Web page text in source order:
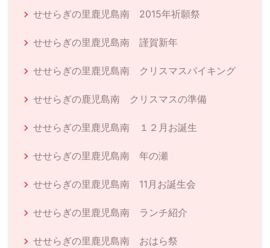
せせらぎの里鹿児島南 2015年祈願祭
せせらぎの里鹿児島南 謹賀新年
せせらぎの里鹿児島南 クリスマスバイキング
せせらぎの鹿児島南 クリスマスの準備
せせらぎの里鹿児島南 １２月お誕生
せせらぎの里鹿児島南 年の瀬
せせらぎの里鹿児島南 11月お誕生会
せせらぎの里鹿児島南 ランチ紹介
せせらぎの里鹿児島南 おはら祭